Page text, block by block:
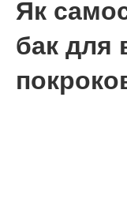
Як
бак для